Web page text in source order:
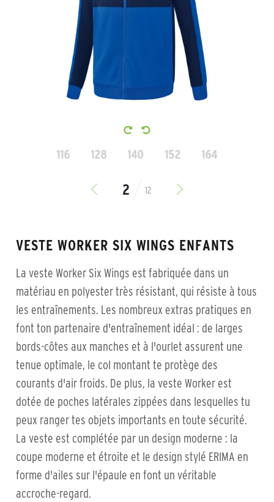
116 128 140 152 164
12
VESTE WORKER SIX WINGS ENFANTS
La veste Worker Six Wings est fabriquée dans un
matériau en polyester très résistant, qui résiste à tous
les entraînements. Les nombreux extras pratiques en
font ton partenaire d'entraînement idéal : de larges
bords-côtes aux manches et à l'ourlet assurent une
tenue optimale, le col montant te protège des
courants d'air froids. De plus, la veste Worker est
dotée de poches latérales zippées dans lesquelles tu
peux ranger tes objets importants en toute sécurité.
La veste est complétée par un design moderne : la
coupe moderne et étroite et le design stylé ERIMA en
forme d'ailes sur l'épaule en font un véritable
accroche-regard.